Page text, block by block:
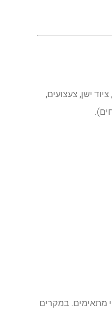
ישן, צעצועים,
מתאימים. במקרים